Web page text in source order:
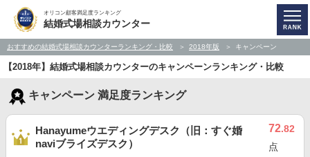
オリコン顧客満足度ランキング
結婚式場相談カウンター
おすすめの結婚式場相談カウンターランキング・比較 2018年版 キャンペーン
【2018年】結婚式場相談カウンターのキャンペーンランキング・比較
キャンペーン 満足度ランキング
Hanayumeウエディングデスク（旧：すぐ婚
naviブライズデスク）
72.82
点